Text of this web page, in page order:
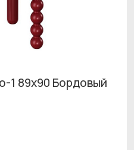
1 89x90 Бордовый